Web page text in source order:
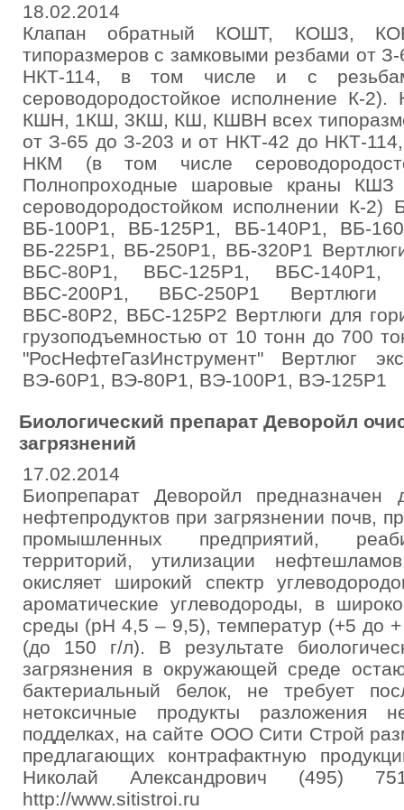
18.02.2014
Клапан обратный КОШТ, КОШЗ,
типоразмеров с замковыми резбами от
НКТ-114, в том числе и с
сероводородостойкое исполнение К-
КШН, 1КШ, 3КШ, КШ, КШВН всех
от З-65 до З-203 и от НКТ-42 до НКТ-
НКМ (в том числе
Полнопроходные шаровые краны
сероводородостойком исполнении К-2)
ВБ-100Р1, ВБ-125Р1, ВБ-140Р1, ВБ-
ВБ-225Р1, ВБ-250Р1, ВБ-320Р1
ВБС-80Р1, ВБС-125Р1, ВБС-140Р1,
ВБС-200Р1, ВБС-250Р1 Вертлюги
ВБС-80Р2, ВБС-125Р2 Вертлюги для
грузоподъемностью от 10 тонн до 700
"РосНефтеГазИнструмент" Вертлюг
ВЭ-60Р1, ВЭ-80Р1, ВЭ-100Р1, ВЭ-125Р1
Биологический препарат Деворойл
загрязнений
17.02.2014
Биопрепарат Деворойл
нефтепродуктов при загрязнении почв,
промышленных предприятий,
территорий, утилизации
окисляет широкий спектр
ароматические углеводороды, в
среды (рН 4,5 – 9,5), температур (+5 до
(до 150 г/л). В результате
загрязнения в окружающей среде
бактериальный белок, не требует
нетоксичные продукты разложения
подделках, на сайте ООО Сити Строй
предлагающих контрафактную
Николай Александрович (495)
http://www.sitistroi.ru